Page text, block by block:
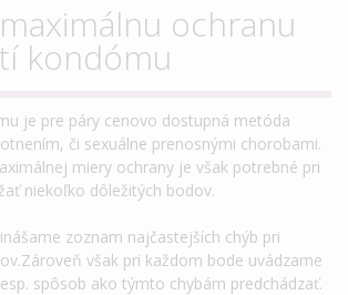
ochranu
kondómu
je pre páry cenovo dostupná metóda
či sexuálne prenosnými chorobami.
miery ochrany je však potrebné pri
niekoľko dôležitých bodov.
zoznam najčastejších chýb pri
však pri každom bode uvádzame
spôsob ako týmto chybám predchádzať.